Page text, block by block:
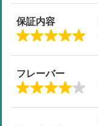
保証内容
フレーバー